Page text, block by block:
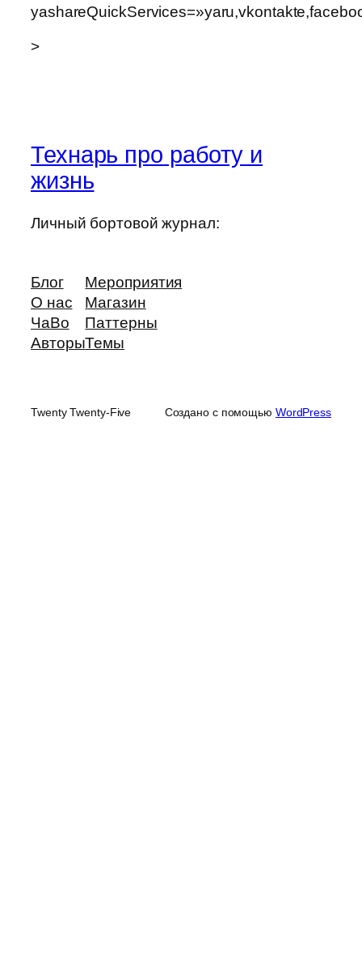
>
Технарь про работу и
жизнь
Личный бортовой журнал:
Блог
О нас
ЧаВо
Авторы
Мероприятия
Магазин
Паттерны
Темы
Twenty Twenty-Five Создано с помощью WordPress